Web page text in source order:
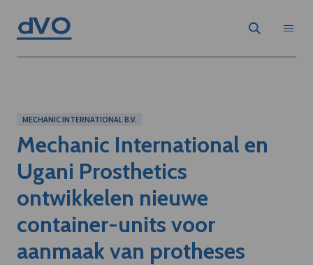
MECHANIC INTERNATIONAL B.V.
Mechanic International en
Ugani Prosthetics
ontwikkelen nieuwe
container-units voor
aanmaak van protheses